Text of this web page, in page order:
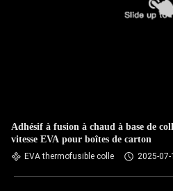
Adhésif à fusion à chaud à base de
vitesse EVA pour boîtes de carton
EVA thermofusible colle 2025-07-